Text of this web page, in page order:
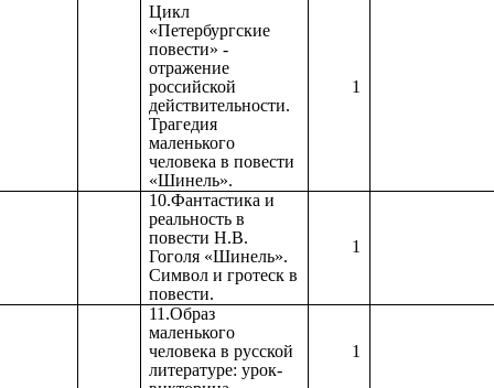
Цикл
«Петербургские
повести» -
отражение
российской
действительности.
Трагедия
маленького
человека в повести
«Шинель».
1
10.Фантастика и
реальность в
повести Н.В.
Гоголя «Шинель».
Символ и гротеск в
повести.
1
11.Образ
маленького
человека в русской
литературе: урок-
1